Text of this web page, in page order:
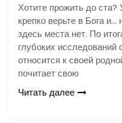
Хотите прожить до
крепко верьте в Бога
здесь места нет. По
глубоких исследований
относится к своей
почитает свою
Читать далее